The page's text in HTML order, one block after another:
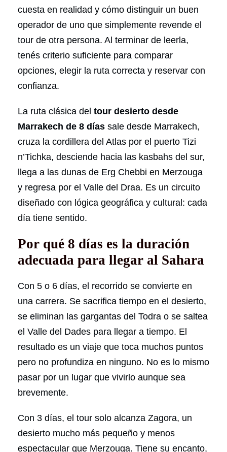
cuesta en realidad y cómo distinguir un buen
operador de uno que simplemente revende el
tour de otra persona. Al terminar de leerla,
tenés criterio suficiente para comparar
opciones, elegir la ruta correcta y reservar con
confianza.
La ruta clásica del tour desierto desde
Marrakech de 8 días sale desde Marrakech,
cruza la cordillera del Atlas por el puerto Tizi
n’Tichka, desciende hacia las kasbahs del sur,
llega a las dunas de Erg Chebbi en Merzouga
y regresa por el Valle del Draa. Es un circuito
diseñado con lógica geográfica y cultural: cada
día tiene sentido.
Por qué 8 días es la duración
adecuada para llegar al Sahara
Con 5 o 6 días, el recorrido se convierte en
una carrera. Se sacrifica tiempo en el desierto,
se eliminan las gargantas del Todra o se saltea
el Valle del Dades para llegar a tiempo. El
resultado es un viaje que toca muchos puntos
pero no profundiza en ninguno. No es lo mismo
pasar por un lugar que vivirlo aunque sea
brevemente.
Con 3 días, el tour solo alcanza Zagora, un
desierto mucho más pequeño y menos
espectacular que Merzouga. Tiene su encanto,